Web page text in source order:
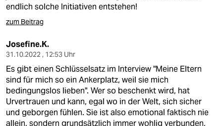
endlich solche Initiativen entstehen!
zum Beitrag
Josefine.K.
31.10.2022 , 12:53 Uhr
Es gibt einen Schlüsselsatz im Interview "Meine Eltern
sind für mich so ein Ankerplatz, weil sie mich
bedingungslos lieben". Wer so beschenkt wird, hat
Urvertrauen und kann, egal wo in der Welt, sich sicher
und geborgen fühlen. Sie ist also emotional faktisch nie
allein, sondern grundsätzlich immer wohlig verbunden,